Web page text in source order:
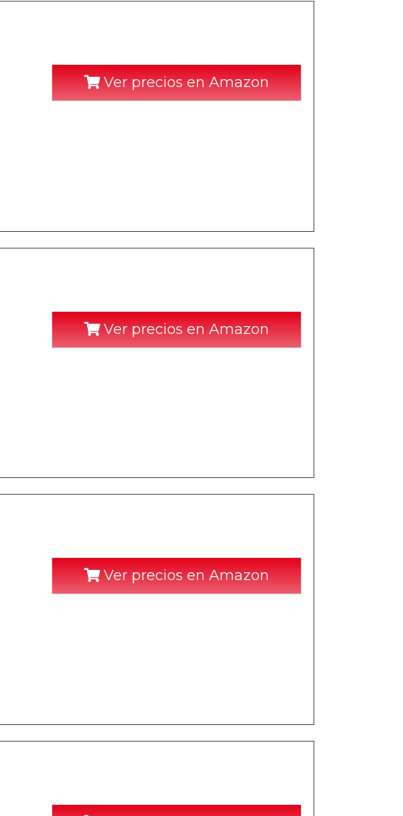
Ver precios en Amazon
Ver precios en Amazon
Ver precios en Amazon